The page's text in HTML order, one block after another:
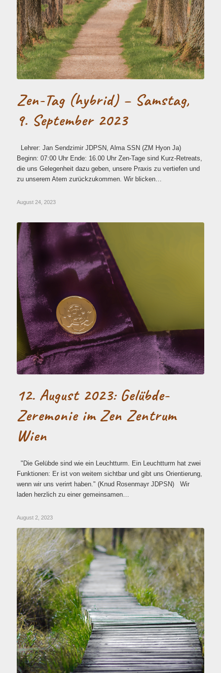
Zen-Tag (hybrid) – Samstag,
9. September 2023
Lehrer: Jan Sendzimir JDPSN, Alma SSN (ZM Hyon Ja)
Beginn: 07:00 Uhr Ende: 16.00 Uhr Zen-Tage sind Kurz-Retreats,
die uns Gelegenheit dazu geben, unsere Praxis zu vertiefen und
zu unserem Atem zurückzukommen. Wir blicken…
August 24, 2023
12. August 2023: Gelübde-
Zeremonie im Zen Zentrum
Wien
"Die Gelübde sind wie ein Leuchtturm. Ein Leuchtturm hat zwei
Funktionen: Er ist von weitem sichtbar und gibt uns Orientierung,
wenn wir uns verirrt haben." (Knud Rosenmayr JDPSN) Wir
laden herzlich zu einer gemeinsamen…
August 2, 2023